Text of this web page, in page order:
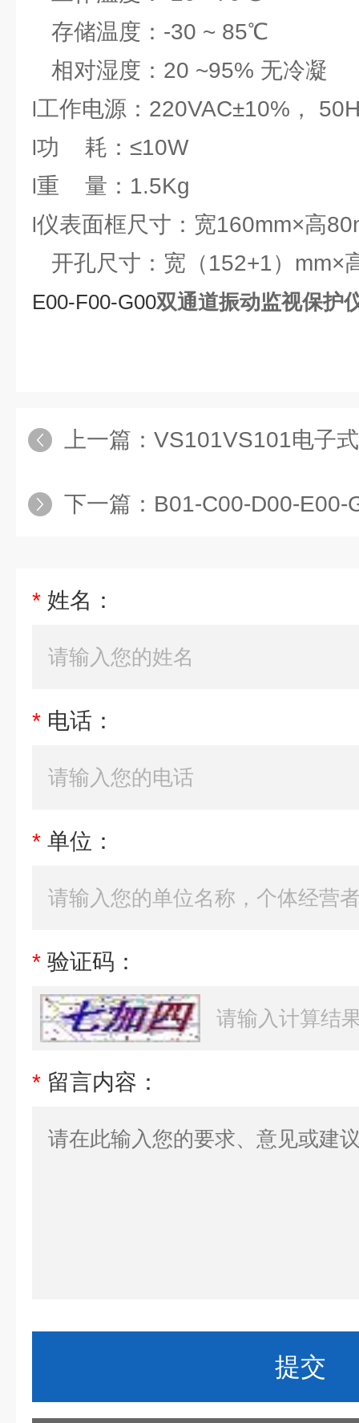
存储温度：-30 ~ 85℃
相对湿度：20 ~95% 无冷凝
l工作电源：220VAC±10%，
l功 耗：≤10W
l重 量：1.5Kg
l仪表面框尺寸：宽160mm×高
开孔尺寸：宽（152+1）mm×
E00-F00-G00双通道振动监视保护
上一篇： VS101VS101电子
下一篇： B01-C00-D00-E00-G00B01-C00-
* 姓名：
* 电话：
* 单位：
* 验证码：
* 留言内容：